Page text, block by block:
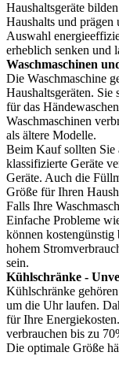
Haushaltsgeräte
Haushalts und
Auswahl
erheblich senken und
Waschmaschinen
Die Waschmaschine
Haushaltsgeräten.
für das
Waschmaschinen
als ältere Modelle.
Beim Kauf sollten Sie
klassifizierte Geräte
Geräte. Auch die
Größe für Ihren
Falls Ihre
Einfache Probleme
können kostengünstig
hohem
sein.
Kühlschränke -
Kühlschränke
um die Uhr laufen.
für Ihre
verbrauchen bis zu
Die optimale Größe